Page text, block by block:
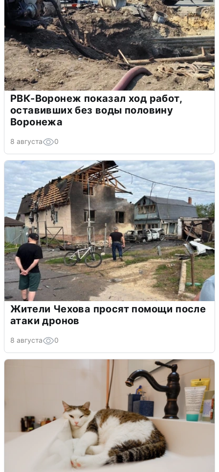
РВК-Воронеж показал ход работ,
оставивших без воды половину
Воронежа
8 августа 0
Жители Чехова просят помощи после
атаки дронов
8 августа 0